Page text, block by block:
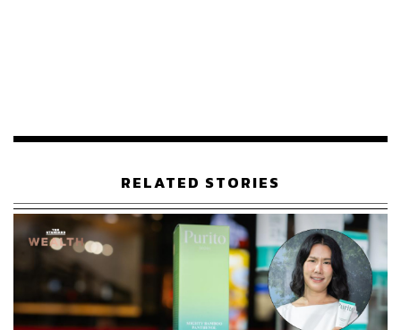
ความงามเป็นสิ่งที่หมอออยสนใจมาตั้งแต่เด็กเลยไหม
หมอออย:ไม่เชิงเลยค่ะ ปกติแล้วคุณแม่สอนให้ดูแลตัวเองตั้ง
แต่เล็กๆ คุณแม่สอนให้ใช้ครีมกันแดดตั้งแต่ยังเล็กมาก ซึ่ง
ตอนนั้นเรายังไม่รู้เลยว่าทำไมเราจะต้องเลี่ยงแดด แล้วจริงๆ
ตอนเด็กเป็นเด็กที่รักศิลปะมากเป็นพิเศษ เรียกว่าไม่ต้องเรียน
เหมือนชอบเอง ทำเอง ด้วยการเป็นคนที่ชอบลองอะไรใหม่ๆ
RELATED STORIES